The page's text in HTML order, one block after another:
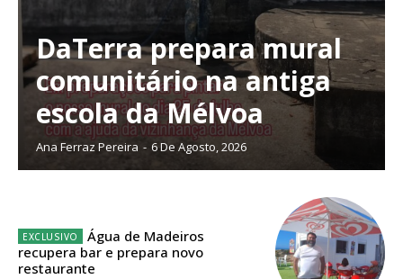
Acesso ao conteúdo online
Acesso aos conteúdos Exclusivos para
assinantes
Ofertas para assinatura anual
Escolha o plano
DaTerra prepara mural
comunitário na antiga
escola da Mélvoa
Ana Ferraz Pereira - 6 De Agosto, 2026
Água de Madeiros
recupera bar e prepara novo
restaurante